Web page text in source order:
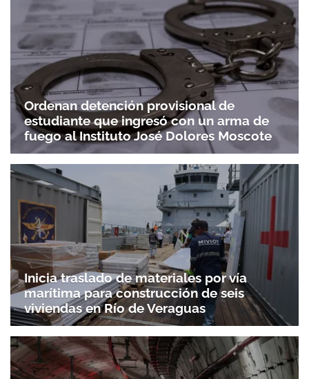
Ordenan detención provisional de
estudiante que ingresó con un arma de
fuego al Instituto José Dolores Moscote
Inicia traslado de materiales por vía
marítima para construcción de seis
viviendas en Río de Veraguas